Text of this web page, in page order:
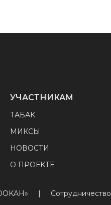
УЧАСТНИКАМ
ТАБАК
МИКСЫ
НОВОСТИ
О ПРОЕКТЕ
| Сотрудничество